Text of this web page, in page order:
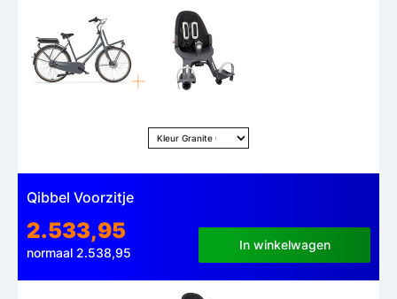
Qibbel Voorzitje
2.533,95
normaal 2.538,95
In winkelwagen